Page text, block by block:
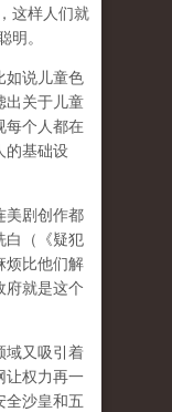
这样人们就
明。
如说儿童色
出关于儿童
每个人都在
的基础设
美剧创作都
白（《疑犯
烦比他们解
府就是这个
域又吸引着
让权力再一
全沙皇和五